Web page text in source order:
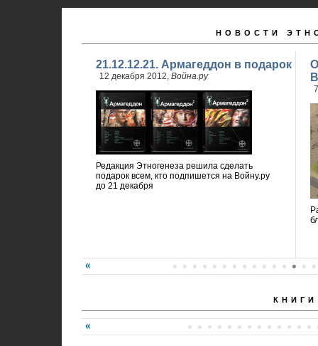
НОВОСТИ
21.12.12.21. Армагеддон в подарок
12 декабря 2012, Война.ру
Редакция Этногенеза решила сделать
подарок всем, кто подпишется на Войну.ру
до 21 декабря
КНИГИ